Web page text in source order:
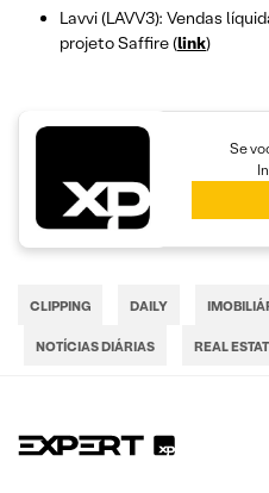
Lavvi (LAVV3): Vendas
projeto Saffire (link)
Se
CLIPPING DAILY
NOTÍCIAS DIÁRIAS REAL